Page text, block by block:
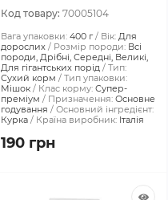
Код товару: 70005104
Вага упаковки: 400 г Вік: Для
дорослих
Розмір породи: Всі
породи, Дрібні, Середні, Великі,
Для гігантських порід
Тип:
Сухий корм
Тип упаковки:
Мішок
Клас корму: Супер-
преміум
Призначення: Основне
годування
Основний інгредієнт:
Курка
Країна виробник: Італія
190 грн